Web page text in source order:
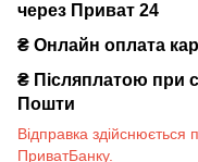
через Приват 24
₴ Онлайн оплата
₴ Післяплатою при
Пошти
Відправка здійснюється
ПриватБанку.